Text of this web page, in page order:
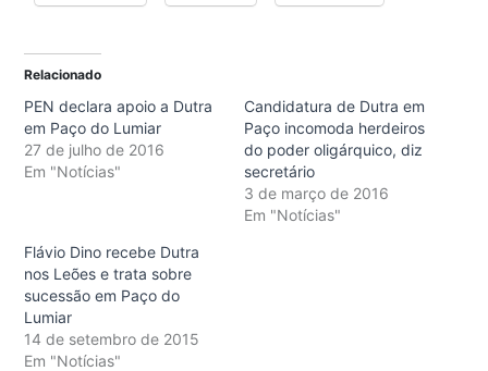
Relacionado
PEN declara apoio a Dutra
em Paço do Lumiar
27 de julho de 2016
Em "Notícias"
Candidatura de Dutra em
Paço incomoda herdeiros
do poder oligárquico, diz
secretário
3 de março de 2016
Em "Notícias"
Flávio Dino recebe Dutra
nos Leões e trata sobre
sucessão em Paço do
Lumiar
14 de setembro de 2015
Em "Notícias"